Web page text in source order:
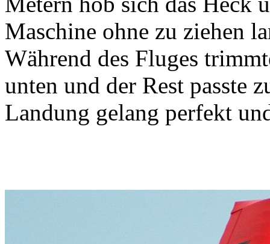
Maschine ohne zu ziehen
Während des Fluges
unten und der Rest passte
Landung gelang perfekt